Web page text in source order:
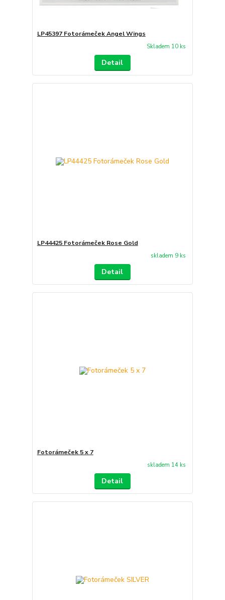
LP45397 Fotorámeček Angel Wings
Skladem 10 ks
Detail
LP44425 Fotorámeček Rose Gold
skladem 9 ks
Detail
Fotorámeček 5 x 7
skladem 14 ks
Detail